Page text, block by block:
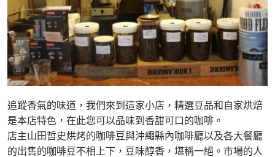
追蹤香氣的味道，我們來到這家小店，精選豆品和自家烘焙
是本店特色，在此您可以品味到香甜可口的咖啡。
店主山田哲史烘烤的咖啡豆與沖繩縣內咖啡廳以及各大餐廳
的出售的咖啡豆不相上下，豆味醇香，堪稱一絕。市場的人